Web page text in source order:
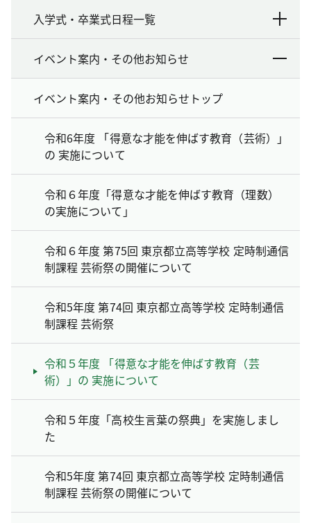
入学式・卒業式日程一覧
イベント案内・その他お知らせ
イベント案内・その他お知らせトップ
令和6年度 「得意な才能を伸ばす教育（芸術）」
の 実施について
令和６年度「得意な才能を伸ばす教育（理数）
の実施について」
令和６年度 第75回 東京都立高等学校 定時制通信
制課程 芸術祭の開催について
令和5年度 第74回 東京都立高等学校 定時制通信
制課程 芸術祭
令和５年度 「得意な才能を伸ばす教育（芸
術）」の 実施について
令和５年度「高校生言葉の祭典」を実施しまし
た
令和5年度 第74回 東京都立高等学校 定時制通信
制課程 芸術祭の開催について